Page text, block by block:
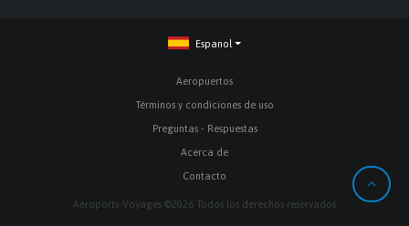
Espanol
Aeropuertos
Términos y condiciones de uso
Preguntas - Respuestas
Acerca de
Contacto
Aéroports-Voyages ©2026 Todos los derechos reservados